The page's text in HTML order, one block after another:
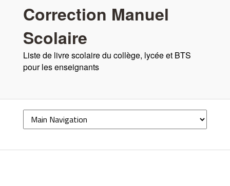
Correction Manuel
Scolaire
Liste de livre scolaire du collège, lycée et BTS
pour les enseignants